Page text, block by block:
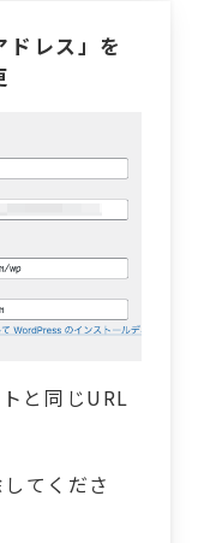
ドレス」を
と同じURL
てくださ